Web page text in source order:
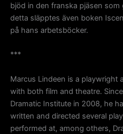
bjöd in den franska pjäsen
detta släpptes även boken
på hans arbetsböcker.
***
Marcus Lindeen is a playwright
with both film and theatre.
Dramatic Institute in 2008, he
written and directed several
performed at, among others,